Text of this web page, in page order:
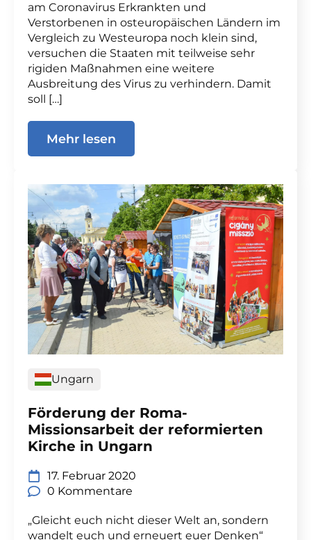
am Coronavirus Erkrankten und
Verstorbenen in osteuropäischen Ländern im
Vergleich zu Westeuropa noch klein sind,
versuchen die Staaten mit teilweise sehr
rigiden Maßnahmen eine weitere
Ausbreitung des Virus zu verhindern. Damit
soll […]
Mehr lesen
Ungarn
Förderung der Roma-
Missionsarbeit der reformierten
Kirche in Ungarn
17. Februar 2020
0 Kommentare
„Gleicht euch nicht dieser Welt an, sondern
wandelt euch und erneuert euer Denken“